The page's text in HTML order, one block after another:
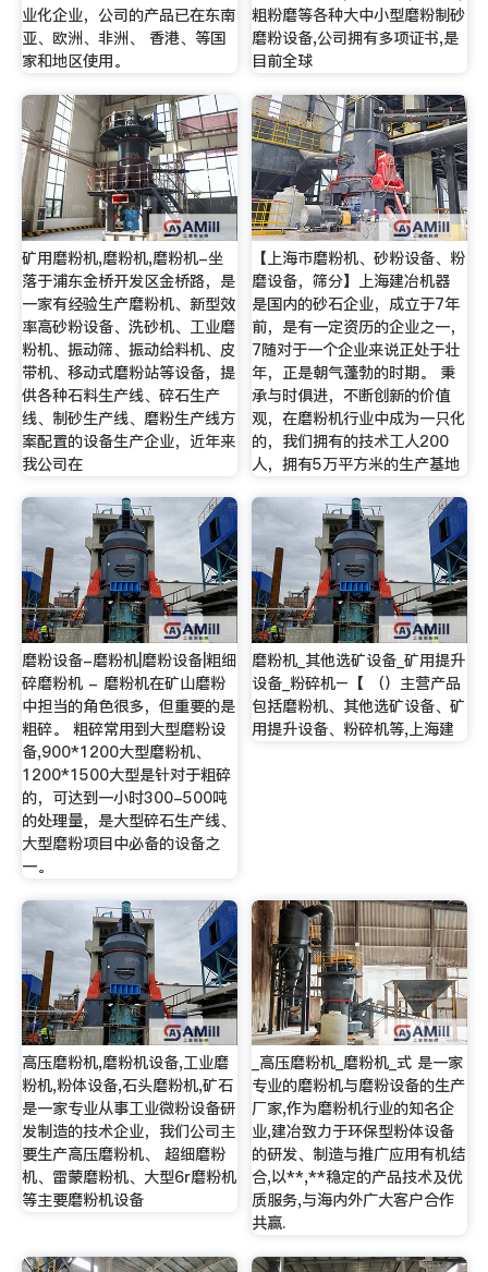
业化企业，公司的产品已在东南
亚、欧洲、非洲、 香港、等国
家和地区使用。
粗粉磨等各种大中小型磨粉制砂
磨粉设备,公司拥有多项证书,是
目前全球
矿用磨粉机,磨粉机,磨粉机-坐
落于浦东金桥开发区金桥路，是
一家有经验生产磨粉机、新型效
率高砂粉设备、洗砂机、工业磨
粉机、振动筛、振动给料机、皮
带机、移动式磨粉站等设备，提
供各种石料生产线、碎石生产
线、制砂生产线、磨粉生产线方
案配置的设备生产企业，近年来
我公司在
【上海市磨粉机、砂粉设备、粉
磨设备，筛分】上海建冶机器
是国内的砂石企业，成立于7年
前，是有一定资历的企业之一，
7随对于一个企业来说正处于壮
年，正是朝气蓬勃的时期。 秉
承与时俱进，不断创新的价值
观，在磨粉机行业中成为一只化
的，我们拥有的技术工人200
人，拥有5万平方米的生产基地
磨粉设备-磨粉机|磨粉设备|粗细
碎磨粉机 - 磨粉机在矿山磨粉
中担当的角色很多，但重要的是
粗碎。 粗碎常用到大型磨粉设
备,900*1200大型磨粉机、
1200*1500大型是针对于粗碎
的，可达到一小时300-500吨
的处理量，是大型碎石生产线、
大型磨粉项目中必备的设备之
一。
磨粉机_其他选矿设备_矿用提升
设备_粉碎机–【 （）主营产品
包括磨粉机、其他选矿设备、矿
用提升设备、粉碎机等,上海建
高压磨粉机,磨粉机设备,工业磨
粉机,粉体设备,石头磨粉机,矿石
是一家专业从事工业微粉设备研
发制造的技术企业，我们公司主
要生产高压磨粉机、 超细磨粉
机、雷蒙磨粉机、大型6r磨粉机
等主要磨粉机设备
_高压磨粉机_磨粉机_式 是一家
专业的磨粉机与磨粉设备的生产
厂家,作为磨粉机行业的知名企
业,建冶致力于环保型粉体设备
的研发、制造与推广应用有机结
合,以**,**稳定的产品技术及优
质服务,与海内外广大客户合作
共赢.